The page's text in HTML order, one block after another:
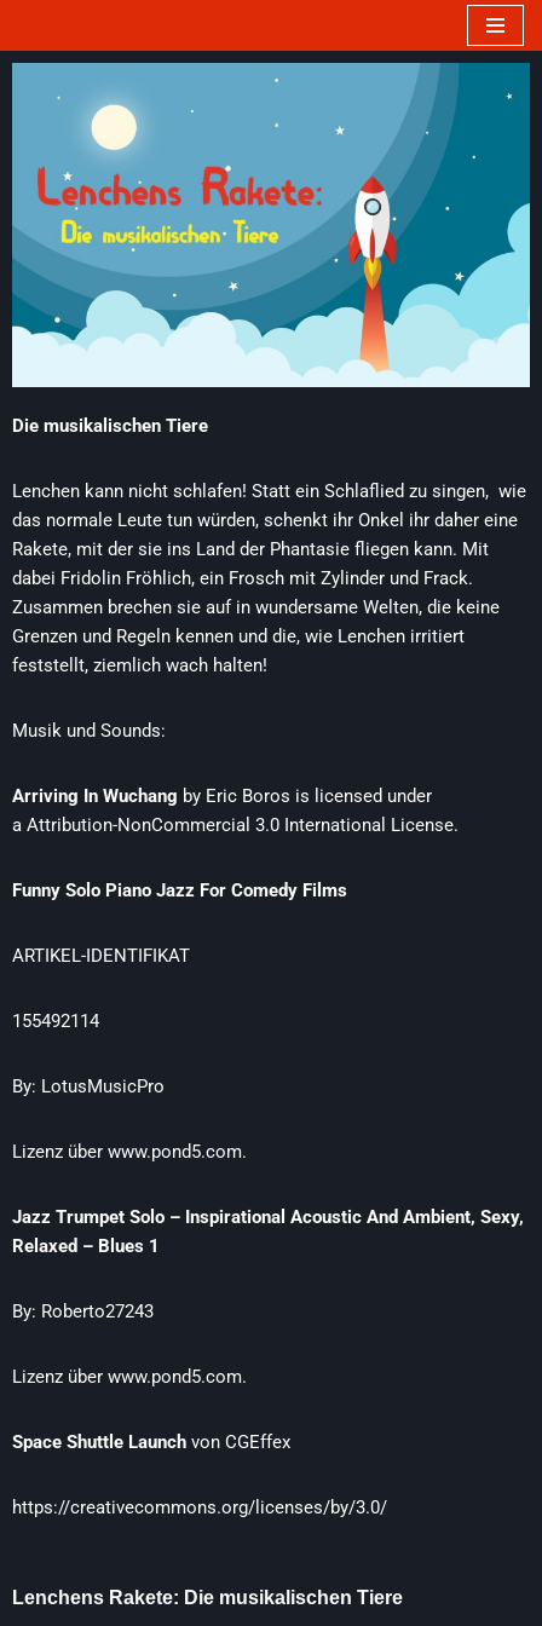
Zum
Inhalt
Die musikalischen Tiere
Lenchen kann nicht schlafen! Statt ein Schlaflied zu singen, wie
das normale Leute tun würden, schenkt ihr Onkel ihr daher eine
Rakete, mit der sie ins Land der Phantasie fliegen kann. Mit
dabei Fridolin Fröhlich, ein Frosch mit Zylinder und Frack.
Zusammen brechen sie auf in wundersame Welten, die keine
Grenzen und Regeln kennen und die, wie Lenchen irritiert
feststellt, ziemlich wach halten!
Musik und Sounds:
Arriving In Wuchang by Eric Boros is licensed under
a Attribution-NonCommercial 3.0 International License.
Funny Solo Piano Jazz For Comedy Films
ARTIKEL-IDENTIFIKAT
155492114
By: LotusMusicPro
Lizenz über www.pond5.com.
Jazz Trumpet Solo – Inspirational Acoustic And Ambient, Sexy,
Relaxed – Blues 1
By: Roberto27243
Lizenz über www.pond5.com.
Space Shuttle Launch von CGEffex
https://creativecommons.org/licenses/by/3.0/
Lenchens Rakete: Die musikalischen Tiere